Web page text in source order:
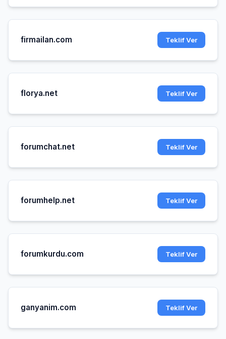
firmailan.com Teklif Ver
florya.net Teklif Ver
forumchat.net Teklif Ver
forumhelp.net Teklif Ver
forumkurdu.com Teklif Ver
ganyanim.com Teklif Ver